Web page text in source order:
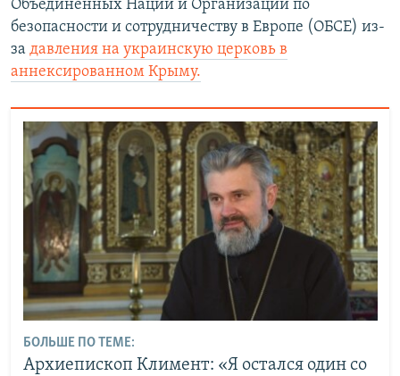
Объединенных Наций и Организации по
безопасности и сотрудничеству в Европе (ОБСЕ) из-
за давления на украинскую церковь в
аннексированном Крыму.
БОЛЬШЕ ПО ТЕМЕ:
Архиепископ Климент: «Я остался один со